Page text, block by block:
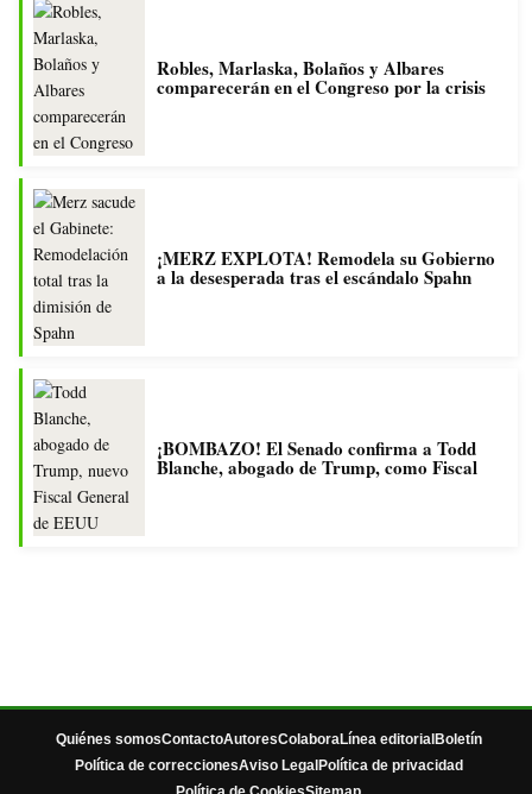
Robles, Marlaska, Bolaños y Albares
comparecerán en el Congreso por la crisis
¡MERZ EXPLOTA! Remodela su Gobierno
a la desesperada tras el escándalo Spahn
¡BOMBAZO! El Senado confirma a Todd
Blanche, abogado de Trump, como Fiscal
Quiénes somosContactoAutoresColaboraLínea editorial Boletín
Política de correccionesAviso Legal Política de privacidad